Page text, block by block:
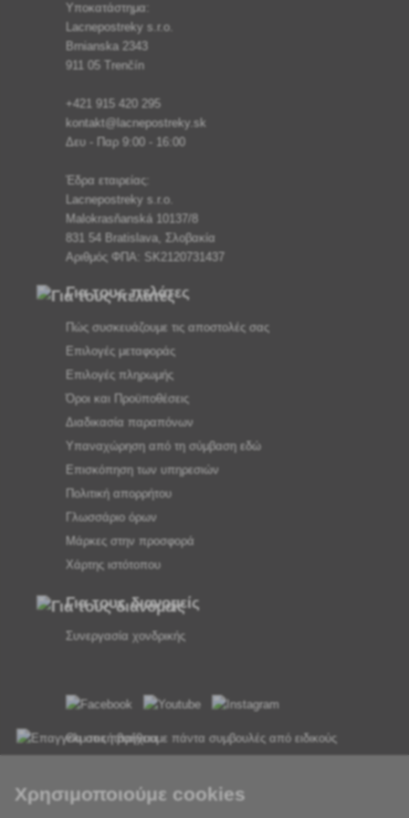
Υποκατάστημα:
Lacnepostreky s.r.o.
Brnianska 2343
911 05 Trenčín
+421 915 420 295
kontakt@lacnepostreky.sk
Δευ - Παρ 9:00 - 16:00
Έδρα εταιρείας:
Lacnepostreky s.r.o.
Malokrasňanská 10137/8
831 54 Bratislava, Σλοβακία
Αριθμός ΦΠΑ: SK2120731437
Για τους πελάτες
Πώς συσκευάζουμε τις αποστολές σας
Επιλογές μεταφοράς
Επιλογές πληρωμής
Όροι και Προϋποθέσεις
Διαδικασία παραπόνων
Υπαναχώρηση από τη σύμβαση εδώ
Επισκόπηση των υπηρεσιών
Πολιτική απορρήτου
Γλωσσάριο όρων
Μάρκες στην προσφορά
Χάρτης ιστότοπου
Για τους διανομείς
Συνεργασία χονδρικής
Θα σας παρέχουμε πάντα συμβουλές από ειδικούς
Χρησιμοποιούμε cookies